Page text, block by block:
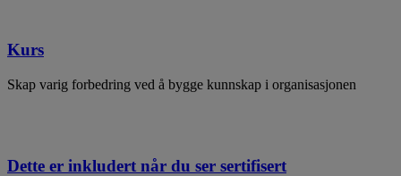
Kurs
Skap varig forbedring ved å bygge kunnskap i organisasjonen
Dette er inkludert når du ser sertifisert